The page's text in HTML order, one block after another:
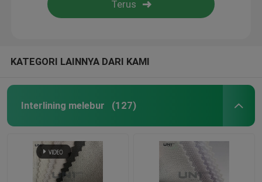
KATEGORI LAINNYA DARI KAMI
Interlining melebur (127)